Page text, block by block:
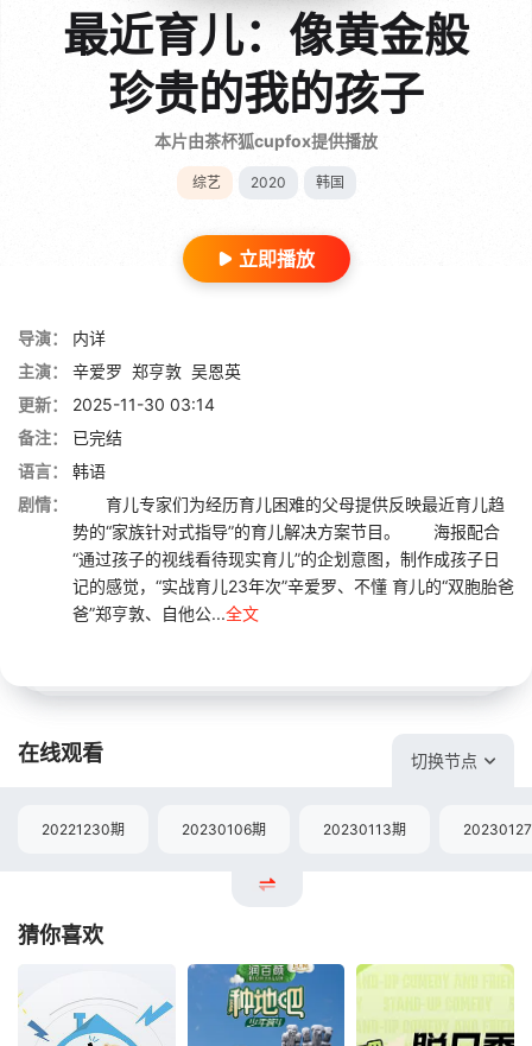
最近育儿：像黄金般
珍贵的我的孩子
本片由茶杯狐cupfox提供播放
综艺 2020 韩国
立即播放
导演：
内详
主演：
辛爱罗 郑亨敦 吴恩英
更新：
2025-11-30 03:14
备注：
已完结
语言：
韩语
剧情：
育儿专家们为经历育儿困难的父母提供反映最近育儿趋
势的“家族针对式指导”的育儿解决方案节目。 海报配合
“通过孩子的视线看待现实育儿”的企划意图，制作成孩子日
记的感觉，“实战育儿23年次”辛爱罗、不懂 育儿的“双胞胎爸
爸”郑亨敦、自他公...全文
在线观看 切换节点
20221230期 20230106期 20230113期
猜你喜欢